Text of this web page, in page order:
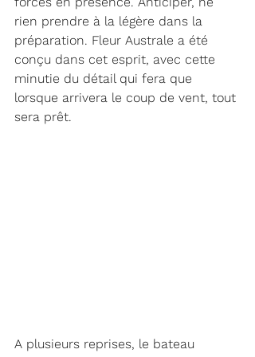
rien prendre à la légère dans la
préparation. Fleur Australe a été
conçu dans cet esprit, avec cette
minutie du détail qui fera que
lorsque arrivera le coup de vent, tout
sera prêt.
A plusieurs reprises, le bateau